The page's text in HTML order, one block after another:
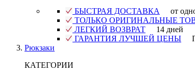
БЫСТРАЯ ДОСТАВКА
от
ТОЛЬКО ОРИГИНАЛЬНЫЕ
ЛЕГКИЙ ВОЗВРАТ
14 дней
ГАРАНТИЯ ЛУЧШЕЙ ЦЕНЫ
Рюкзаки
КАТЕГОРИИ